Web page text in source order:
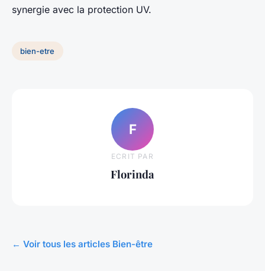
synergie avec la protection UV.
bien-etre
F
ECRIT PAR
Florinda
← Voir tous les articles Bien-être